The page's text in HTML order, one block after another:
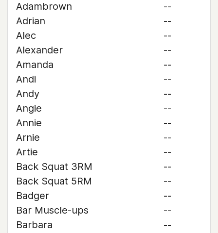
Adambrown
--
Adrian
--
Alec
--
Alexander
--
Amanda
--
Andi
--
Andy
--
Angie
--
Annie
--
Arnie
--
Artie
--
Back Squat 3RM
--
Back Squat 5RM
--
Badger
--
Bar Muscle-ups
--
Barbara
--